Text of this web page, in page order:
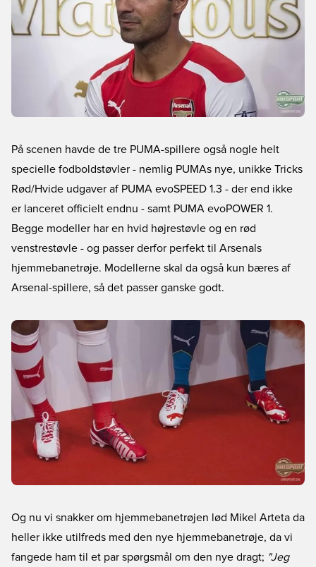
På scenen havde de tre PUMA-spillere også nogle helt
specielle fodboldstøvler - nemlig PUMAs nye, unikke Tricks
Rød/Hvide udgaver af PUMA evoSPEED 1.3 - der end ikke
er lanceret officielt endnu - samt PUMA evoPOWER 1.
Begge modeller har en hvid højrestøvle og en rød
venstrestøvle - og passer derfor perfekt til Arsenals
hjemmebanetrøje. Modellerne skal da også kun bæres af
Arsenal-spillere, så det passer ganske godt.
Og nu vi snakker om hjemmebanetrøjen lød Mikel Arteta da
heller ikke utilfreds med den nye hjemmebanetrøje, da vi
fangede ham til et par spørgsmål om den nye dragt; "Jeg